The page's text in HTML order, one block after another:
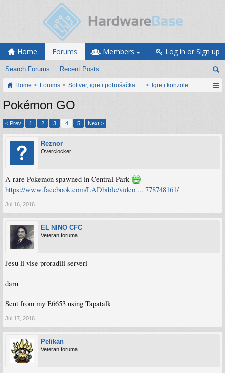
Home Forums
Search Forums Recent Posts
Members Log in or Sign up
Home Forums Softver, igre i potrošačka elektronikaIgre i konzole
Pokémon GO
< Prev 1 2 3 4 5 Next >
Reznor
Overclocker
A rare Pokemon spawned in Central Park
https://www.facebook.com/LADbible/video ... 778748161/
Jul 16, 2016
EL NINO CFC
Veteran foruma
Jesu li vise proradili serveri
darn
Sent from my E6653 using Tapatalk
Jul 17, 2016
Pelikan
Veteran foruma